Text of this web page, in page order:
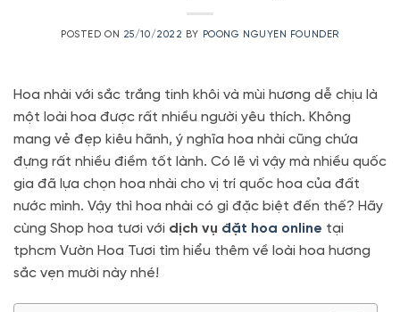
POSTED ON 25/10/2022 BY POONG NGUYEN FOUNDER
Hoa nhài với sắc trắng tinh khôi và mùi hương dễ chịu là
một loài hoa được rất nhiều người yêu thích. Không
mang vẻ đẹp kiêu hãnh, ý nghĩa hoa nhài cũng chứa
đựng rất nhiều điềm tốt lành. Có lẽ vì vậy mà nhiều quốc
gia đã lựa chọn hoa nhài cho vị trí quốc hoa của đất
nước mình. Vậy thì hoa nhài có gì đặc biệt đến thế? Hãy
cùng Shop hoa tươi với dịch vụ đặt hoa online tại
tphcm Vườn Hoa Tươi tìm hiểu thêm về loài hoa hương
sắc vẹn mười này nhé!